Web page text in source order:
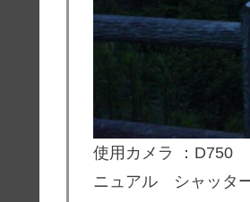
使用カメラ ：D750
ニュアル シャッタ